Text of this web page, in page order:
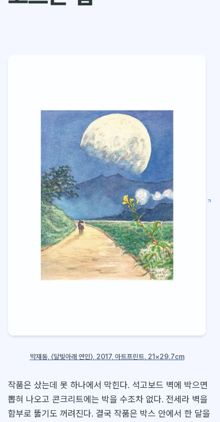
박재동, 〈달빛아래 연인〉, 2017, 아트프린트, 21×29.7cm
작품은 샀는데 못 하나에서 막힌다. 석고보드 벽에 박으면
뽑혀 나오고 콘크리트에는 박을 수조차 없다. 전세라 벽을
함부로 뚫기도 꺼려진다. 결국 작품은 박스 안에서 한 달을